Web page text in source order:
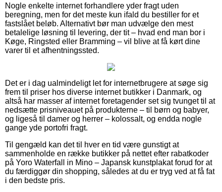
Nogle enkelte internet forhandlere yder fragt uden
beregning, men for det meste kun ifald du bestiller for et
fastslået beløb. Alternativt bør man udvælge den mest
betalelige løsning til levering, der tit – hvad end man bor i
Køge, Ringsted eller Bramming – vil blive at få kørt dine
varer til et afhentningssted.
Det er i dag ualmindeligt let for internetbrugere at søge sig
frem til priser hos diverse internet butikker i Danmark, og
altså har masser af internet foretagender set sig tvunget til at
nedsætte prisniveauet på produkterne – til børn og babyer,
og ligeså til damer og herrer – kolossalt, og endda nogle
gange yde portofri fragt.
Til gengæld kan det til hver en tid være gunstigt at
sammenholde en række butikker på nettet efter rabatkoder
på Yoro Waterfall in Mino – Japansk kunstplakat forud for at
du færdiggør din shopping, således at du er tryg ved at få fat
i den bedste pris.